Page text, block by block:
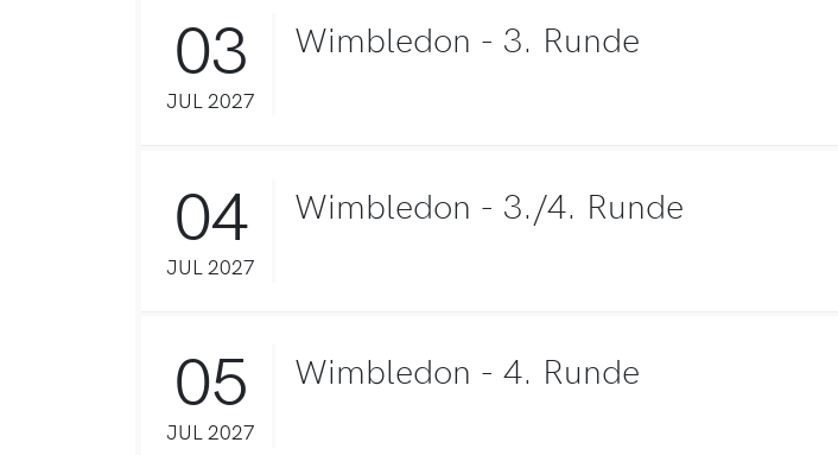
03
JUL 2027
Wimbledon - 3. Runde
04
JUL 2027
Wimbledon - 3./4. Runde
05
JUL 2027
Wimbledon - 4. Runde